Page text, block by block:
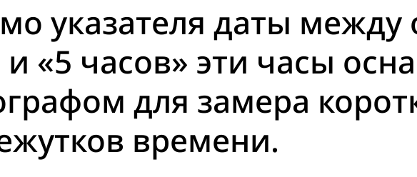
указателя даты между
и «5 часов» эти часы
для замера
времени.